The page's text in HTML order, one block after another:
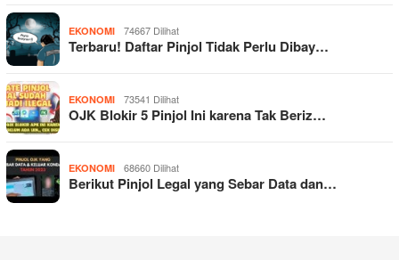
EKONOMI 74667 Dilihat
Terbaru! Daftar Pinjol Tidak Perlu Dibay…
EKONOMI 73541 Dilihat
OJK Blokir 5 Pinjol Ini karena Tak Beriz…
EKONOMI 68660 Dilihat
Berikut Pinjol Legal yang Sebar Data dan…